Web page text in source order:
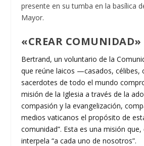
presente en su tumba en la basílica
Mayor.
«CREAR COMUNIDAD»
Bertrand, un voluntario de la
que reúne laicos —casados,
sacerdotes de todo el mundo
misión de la Iglesia a través de la
compasión y la evangelización,
medios vaticanos el propósito de
comunidad”. Esta es una misión
interpela “a cada uno de nosotros”.